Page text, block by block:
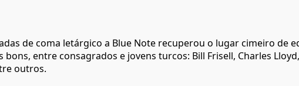
de coma letárgico a Blue Note recuperou o lugar cimeiro de
bons, entre consagrados e jovens turcos: Bill Frisell, Charles
outros.